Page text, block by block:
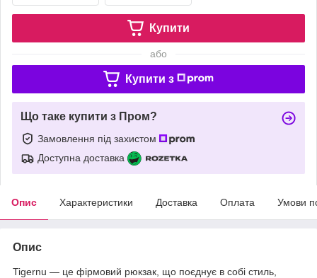
Купити
або
Купити з
Що таке купити з Пром?
Замовлення під захистом
Доступна доставка
Опис Характеристики Доставка Оплата Умови
Опис
Tigernu — це фірмовий рюкзак, що поєднує в собі стиль,